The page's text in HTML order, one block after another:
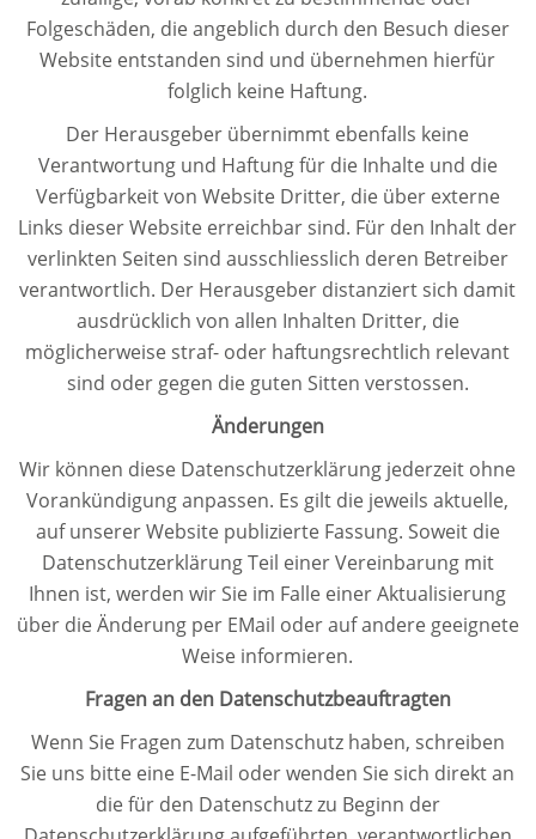
Folgeschäden, die angeblich durch den Besuch dieser
Website entstanden sind und übernehmen hierfür
folglich keine Haftung.
Der Herausgeber übernimmt ebenfalls keine
Verantwortung und Haftung für die Inhalte und die
Verfügbarkeit von Website Dritter, die über externe
Links dieser Website erreichbar sind. Für den Inhalt der
verlinkten Seiten sind ausschliesslich deren Betreiber
verantwortlich. Der Herausgeber distanziert sich damit
ausdrücklich von allen Inhalten Dritter, die
möglicherweise straf- oder haftungsrechtlich relevant
sind oder gegen die guten Sitten verstossen.
Änderungen
Wir können diese Datenschutzerklärung jederzeit ohne
Vorankündigung anpassen. Es gilt die jeweils aktuelle,
auf unserer Website publizierte Fassung. Soweit die
Datenschutzerklärung Teil einer Vereinbarung mit
Ihnen ist, werden wir Sie im Falle einer Aktualisierung
über die Änderung per EMail oder auf andere geeignete
Weise informieren.
Fragen an den Datenschutzbeauftragten
Wenn Sie Fragen zum Datenschutz haben, schreiben
Sie uns bitte eine E-Mail oder wenden Sie sich direkt an
die für den Datenschutz zu Beginn der